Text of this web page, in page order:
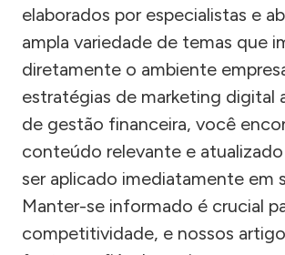
elaborados por especialistas e
ampla variedade de temas que
diretamente o ambiente
estratégias de marketing digital
de gestão financeira, você
conteúdo relevante e
ser aplicado imediatamente em
Manter-se informado é crucial
competitividade, e nossos